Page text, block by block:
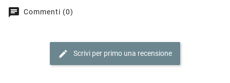
chat Commenti (0)
edit Scrivi per primo una recensione